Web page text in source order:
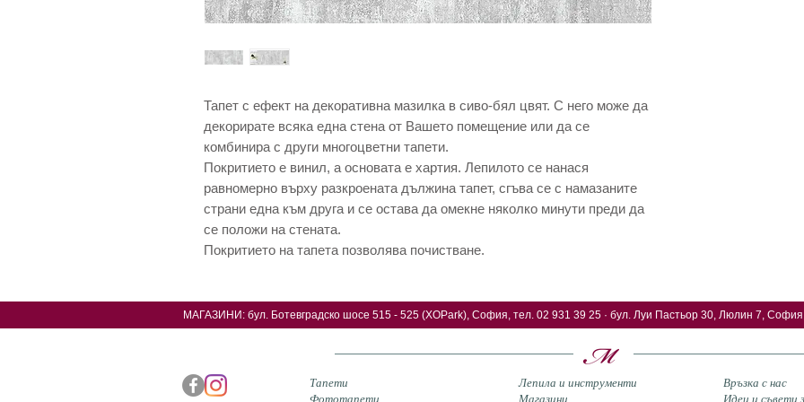
Тапет с ефект на декоративна мазилка в сиво-бял цвят. С него може да
декорирате всяка една стена от Вашето помещение или да се
комбинира с други многоцветни тапети.
Покритието е винил, а основата е хартия. Лепилото се нанася
равномерно върху разкроената дължина тапет, сгъва се с намазаните
страни една към друга и се остава да омекне няколко минути преди да
се положи на стената.
Покритието на тапета позволява почистване.
МАГАЗИНИ: бул. Ботевградско шосе 515 - 525 (XOPark), София, тел. 02 931 39 25 · бул. Луи Пастьор 30, Люлин 7,
Тапети
Фототапети
Лепила и инструменти
Магазини
Връзка с нас
Идеи и